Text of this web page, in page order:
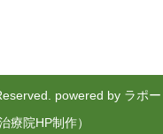
powered by ラポー
療院HP制作）